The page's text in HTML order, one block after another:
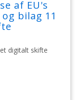
af EU's
bilag 11
digitalt skifte